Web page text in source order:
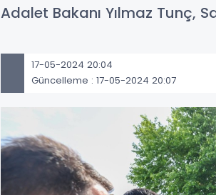
Adalet Bakanı Yılmaz Tunç,
17-05-2024 20:04
Güncelleme : 17-05-2024 20:07